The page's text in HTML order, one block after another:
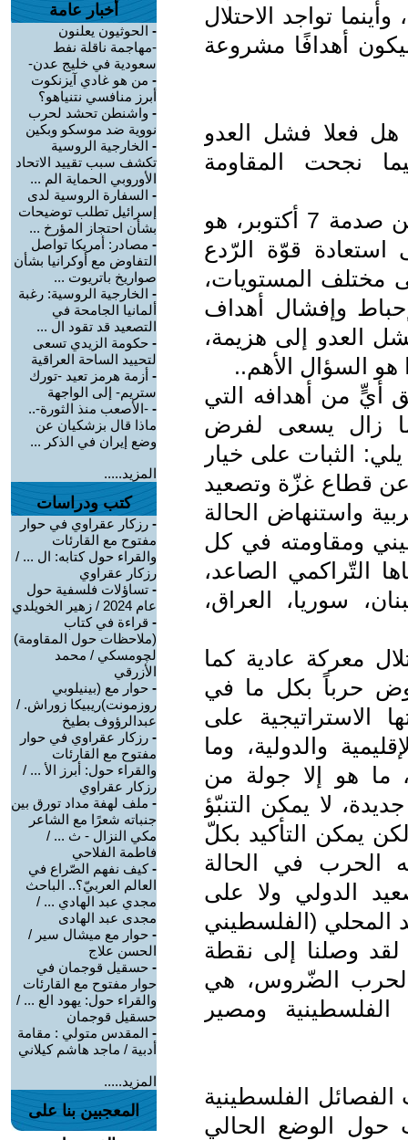
تواجد الاحتلال
أهدافًا مشروعة
فعلا فشل العدو
نجحت المقاومة
ج: حتى اللحظة، لم يستيقظ العدو من صدمة 7 أكتوبر، هو
استعادة قوّة الرّدع
مختلف المستويات،
وإفشال أهداف
العدو إلى هزيمة،
السؤال الأهم..
أيٍّ من أهدافه التي
ما زال يسعى لفرض
الثبات على خيار
عن قطاع غزّة وتصعيد
واستنهاض الحالة
ومقاومته في كل
التّراكمي الصاعد،
سوريا، العراق،
معركة عادية كما
حرباً بكل ما في
الاستراتيجية على
والدولية، وما
ما هو إلا جولة من
لا يمكن التنبّؤ
يمكن التأكيد بكلّ
الحرب في الحالة
الدولي ولا على
المحلي (الفلسطيني
لقد وصلنا إلى نقطة
الحرب الضّروس، هي
ومصير
الفلسطينية
حول الوضع الحالي
أخبار عامة
- الحوثيون يعلنون
-مهاجمة ناقلة نفط
سعودية في خليج عدن-
- من هو غادي آيزنكوت
أبرز منافسي نتنياهو؟
- واشنطن تحشد لحرب
نووية ضد موسكو وبكين
- الخارجية الروسية
تكشف سبب تقييد الاتحاد
الأوروبي الحماية الم ...
- السفارة الروسية لدى
إسرائيل تطلب توضيحات
بشأن احتجاز المؤرخ ...
- مصادر: أمريكا تواصل
التفاوض مع أوكرانيا بشأن
صواريخ باتريوت ...
- الخارجية الروسية: رغبة
ألمانيا الجامحة في
التصعيد قد تقود ال ...
- حكومة الزيدي تسعى
لتحييد الساحة العراقية
- أزمة هرمز تعيد -تورك
ستريم- إلى الواجهة
- -الأصعب منذ الثورة-..
ماذا قال بزشكيان عن
وضع إيران في الذكر ...
المزيد.....
كتب ودراسات
- رزكار عقراوي في حوار
مفتوح مع القارئات
والقراء حول كتابه: ال ... /
رزكار عقراوي
- تساؤلات فلسفية حول
عام 2024 / زهير الخويلدي
- قراءة في كتاب
(ملاحظات حول المقاومة)
لچومسكي / محمد
الأزرقي
- حوار مع (بينيلوبي
روزمونت)ريبيكا زوراش. /
عبدالرؤوف بطيخ
- رزكار عقراوي في حوار
مفتوح مع القارئات
والقراء حول: أبرز الأ ... /
رزكار عقراوي
- ملف لهفة مداد تورق بين
جنباته شعرًا مع الشاعر
مكي النزال - ث ... /
فاطمة الفلاحي
-كيف نفهم الصّراع في
العالم العربيّ؟.. الباحث
مجدي عبد الهادي ... /
مجدى عبد الهادى
- حوار مع ميشال سير /
الحسن علاج
- حسقيل قوجمان في
حوار مفتوح مع القارئات
والقراء حول: يهود الع ... /
حسقيل قوجمان
- المقدس متولي : مقامة
أدبية / ماجد هاشم كيلاني
المزيد.....
المعجبين بنا على